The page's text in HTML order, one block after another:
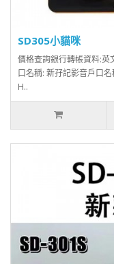
SD305小貓咪
價格查詢銀行轉帳資料:英
口名稱: 新孖記影音戶口
H..